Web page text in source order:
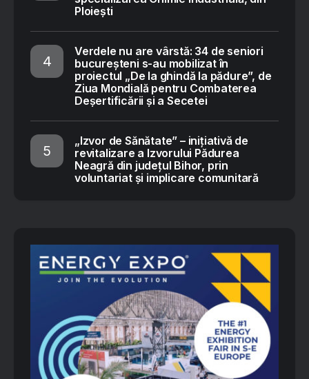
Ploiești
Verdele nu are vârstă: 34 de seniori
bucureșteni s-au mobilizat în
proiectul „De la ghindă la pădure”, de
Ziua Mondială pentru Combaterea
Deșertificării și a Secetei
„Izvor de Sănătate” – inițiativă de
revitalizare a Izvorului Pădurea
Neagră din județul Bihor, prin
voluntariat și implicare comunitară